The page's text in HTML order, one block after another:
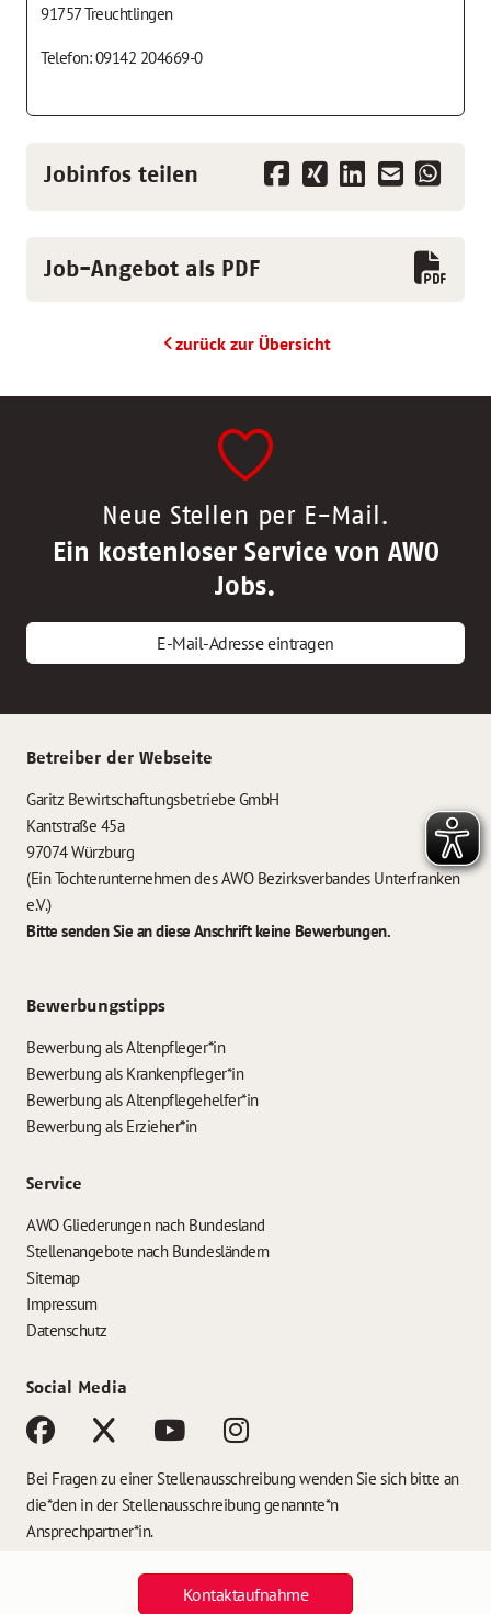
Kontaktaufnahme
91757 Treuchtlingen
Telefon: 09142 204669-0
Jobinfos teilen
Job-Angebot als PDF
zurück zur Übersicht
Neue Stellen per E-Mail.
Ein kostenloser Service von AWO
Jobs.
E-Mail-Adresse eintragen
Betreiber der Webseite
Garitz Bewirtschaftungsbetriebe GmbH
Kantstraße 45a
97074 Würzburg
(Ein Tochterunternehmen des AWO Bezirksverbandes Unterfranken
e.V.)
Bitte senden Sie an diese Anschrift keine Bewerbungen.
Bewerbungstipps
Bewerbung als Altenpfleger*in
Bewerbung als Krankenpfleger*in
Bewerbung als Altenpflegehelfer*in
Bewerbung als Erzieher*in
Service
AWO Gliederungen nach Bundesland
Stellenangebote nach Bundesländern
Sitemap
Impressum
Datenschutz
Social Media
Bei Fragen zu einer Stellenausschreibung wenden Sie sich bitte an
die*den in der Stellenausschreibung genannte*n
Ansprechpartner*in.